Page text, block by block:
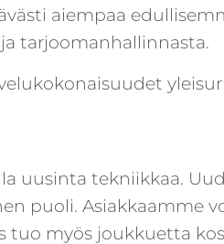
aiempaa
tarjoomanhallinnasta.
uusinta tekniikkaa.
puoli. Asiakkaamme
tuo myös joukkuetta